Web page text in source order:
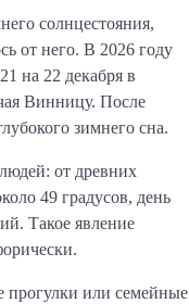
солнцестояния,
от него. В 2026 году
на 22 декабря в
Винницу. После
зимнего сна.
от древних
49 градусов, день
Такое явление
прогулки или семейные